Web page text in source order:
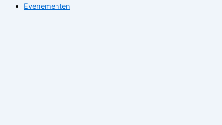
Evenementen